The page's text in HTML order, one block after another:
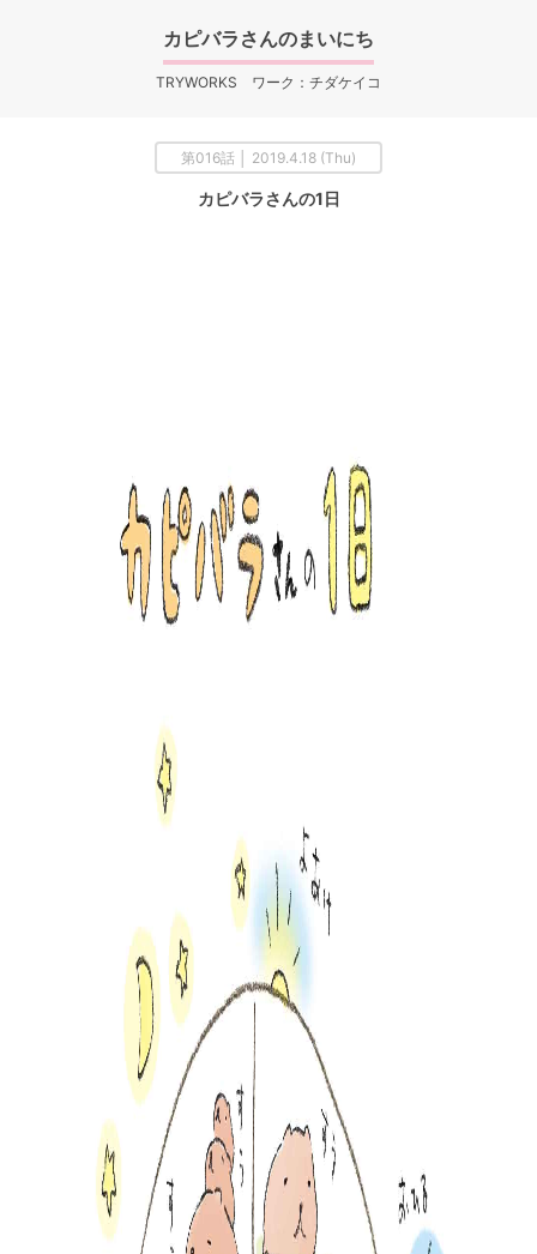
カピバラさんのまいにち
TRYWORKS ワーク：チダケイコ
第016話 │ 2019.4.18 (Thu)
カピバラさんの1日